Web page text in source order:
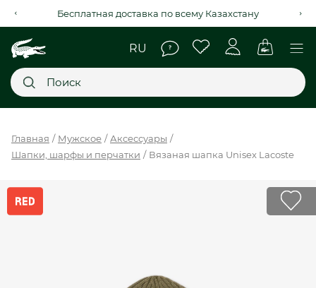
Рассрочка на 4 месяца через Kaspi Red+
НОВИНКИ
SALE
Главная Мужское
Аксессуары
Шапки, шарфы и перчатки
Вязаная шапка Unisex Lacoste